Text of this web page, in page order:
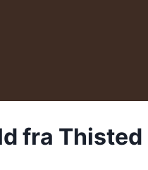
fra